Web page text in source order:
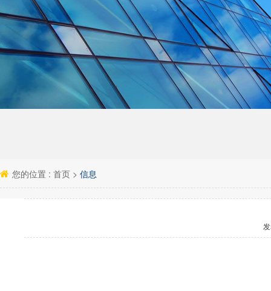
您的位置 : 首页 > 信息